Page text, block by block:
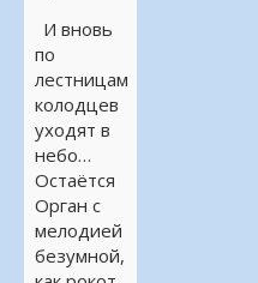
И вновь
по
лестницам
колодцев
уходят в
небо…
Остаётся
Орган с
мелодией
безумной,